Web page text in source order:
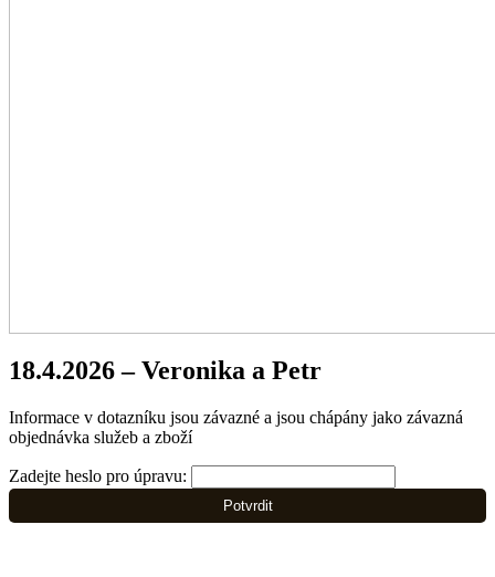
18.4.2026 – Veronika a Petr
Informace v dotazníku jsou závazné a jsou chápány jako závazná
objednávka služeb a zboží
Zadejte heslo pro úpravu:
Potvrdit